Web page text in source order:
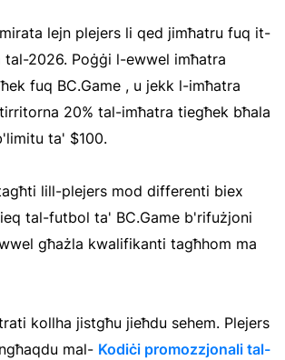
lejn plejers li qed jimħatru fuq it-
tal-2026. Poġġi l-ewwel imħatra
fuq BC.Game , u jekk l-imħatra
20% tal-imħatra tiegħek bħala
ta' $100.
lill-plejers mod differenti biex
tal-futbol ta' BC.Game b'rifużjoni
għażla kwalifikanti tagħhom ma
kollha jistgħu jieħdu sehem. Plejers
mal- Kodiċi promozzjonali tal-